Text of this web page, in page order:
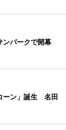
ンパークで開幕
ーン」誕生 名田